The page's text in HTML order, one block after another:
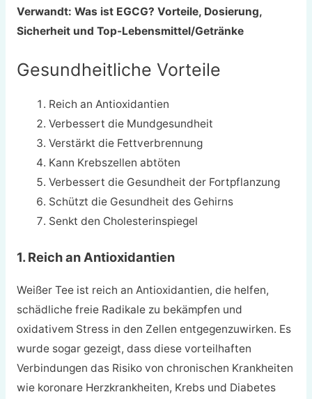
Verwandt: Was ist EGCG? Vorteile, Dosierung,
Sicherheit und Top-Lebensmittel/Getränke
Gesundheitliche Vorteile
Reich an Antioxidantien
Verbessert die Mundgesundheit
Verstärkt die Fettverbrennung
Kann Krebszellen abtöten
Verbessert die Gesundheit der Fortpflanzung
Schützt die Gesundheit des Gehirns
Senkt den Cholesterinspiegel
1. Reich an Antioxidantien
Weißer Tee ist reich an Antioxidantien, die helfen,
schädliche freie Radikale zu bekämpfen und
oxidativem Stress in den Zellen entgegenzuwirken. Es
wurde sogar gezeigt, dass diese vorteilhaften
Verbindungen das Risiko von chronischen Krankheiten
wie koronare Herzkrankheiten, Krebs und Diabetes